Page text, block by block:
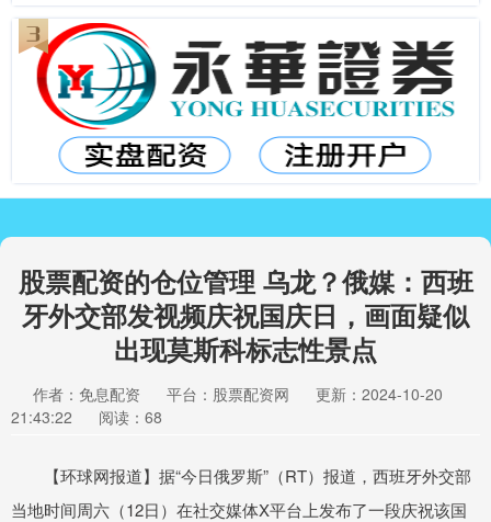
股票配资的仓位管理 乌龙？俄媒：西班
牙外交部发视频庆祝国庆日，画面疑似
出现莫斯科标志性景点
作者：免息配资 平台：股票配资网
更新：2024-10-20
21:43:22
阅读：68
【环球网报道】据“今日俄罗斯”（RT）报道，西班牙外交部
当地时间周六（12日）在社交媒体X平台上发布了一段庆祝该国